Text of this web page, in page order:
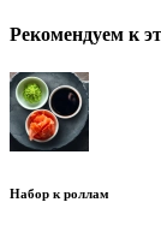
Рекомендуем к
Набор к роллам